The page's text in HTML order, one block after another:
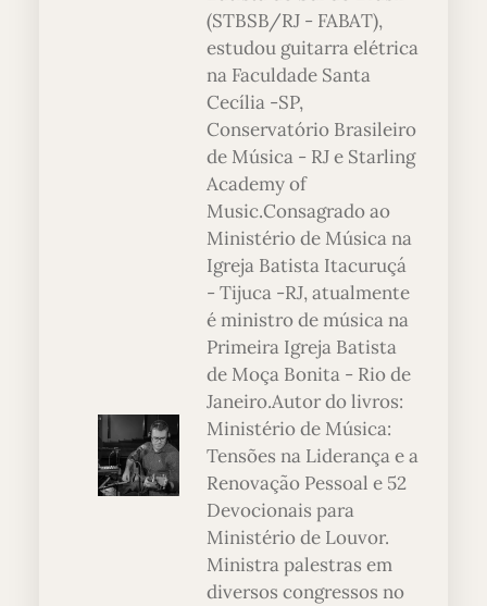
(STBSB/RJ - FABAT),
estudou guitarra elétrica
na Faculdade Santa
Cecília -SP,
Conservatório Brasileiro
de Música - RJ e Starling
Academy of
Music.Consagrado ao
Ministério de Música na
Igreja Batista Itacuruçá
- Tijuca -RJ, atualmente
é ministro de música na
Primeira Igreja Batista
de Moça Bonita - Rio de
Janeiro.Autor do livros:
Ministério de Música:
Tensões na Liderança e a
Renovação Pessoal e 52
Devocionais para
Ministério de Louvor.
Ministra palestras em
diversos congressos no